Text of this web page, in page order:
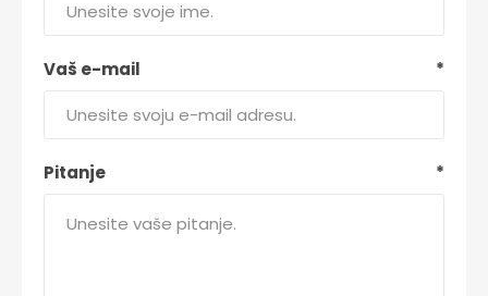
Vaš e-mail *
Pitanje *